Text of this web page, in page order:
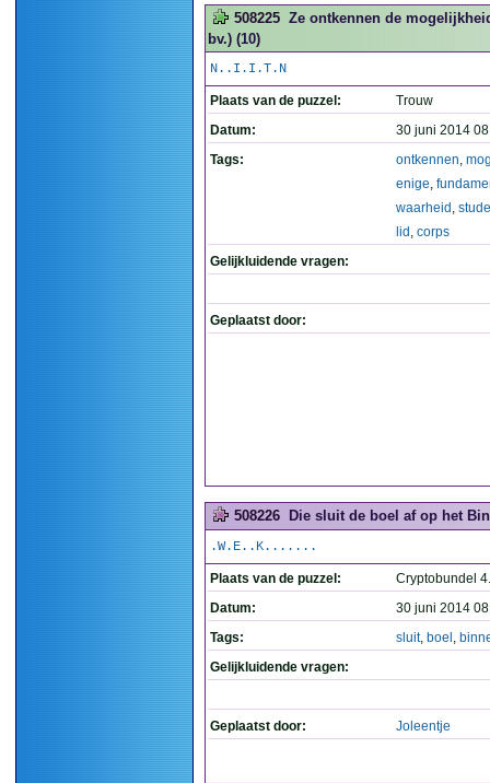
508225 Ze ontkennen de
bv.) (10)
N..I.I.T.N
Plaats van de puzzel:
Trouw
Datum:
30 juni 2014
Tags:
ontkennen,
enige,
waarheid ,
lid , corps
Gelijkluidende vragen:
Geplaatst door:
508226 Die sluit de boel af op het
.W.E..K.......
Plaats van de puzzel:
Cryptobundel
Datum:
30 juni 2014
Tags:
sluit, boel ,
Gelijkluidende vragen:
Geplaatst door: Joleentje